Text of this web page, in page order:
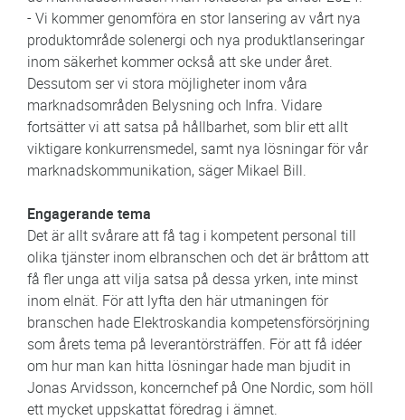
- Vi kommer genomföra en stor lansering av vårt nya
produktområde solenergi och nya produktlanseringar
inom säkerhet kommer också att ske under året.
Dessutom ser vi stora möjligheter inom våra
marknadsområden Belysning och Infra. Vidare
fortsätter vi att satsa på hållbarhet, som blir ett allt
viktigare konkurrensmedel, samt nya lösningar för vår
marknadskommunikation, säger Mikael Bill.
Engagerande tema
Det är allt svårare att få tag i kompetent personal till
olika tjänster inom elbranschen och det är bråttom att
få fler unga att vilja satsa på dessa yrken, inte minst
inom elnät. För att lyfta den här utmaningen för
branschen hade Elektroskandia kompetensförsörjning
som årets tema på leverantörsträffen. För att få idéer
om hur man kan hitta lösningar hade man bjudit in
Jonas Arvidsson, koncernchef på One Nordic, som höll
ett mycket uppskattat föredrag i ämnet.